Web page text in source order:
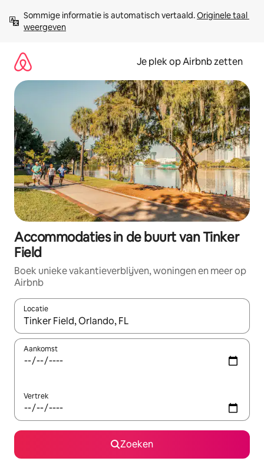
direct
naar
Sommige informatie is automatisch vertaald. Originele taal
weergeven
Je plek op Airbnb zetten
Accommodaties in de buurt van Tinker
Field
Boek unieke vakantieverblijven, woningen en meer op
Airbnb
Locatie
Wanneer er resultaten beschikbaar zijn, maak je een keuze
Aankomst
Vertrek
Zoeken